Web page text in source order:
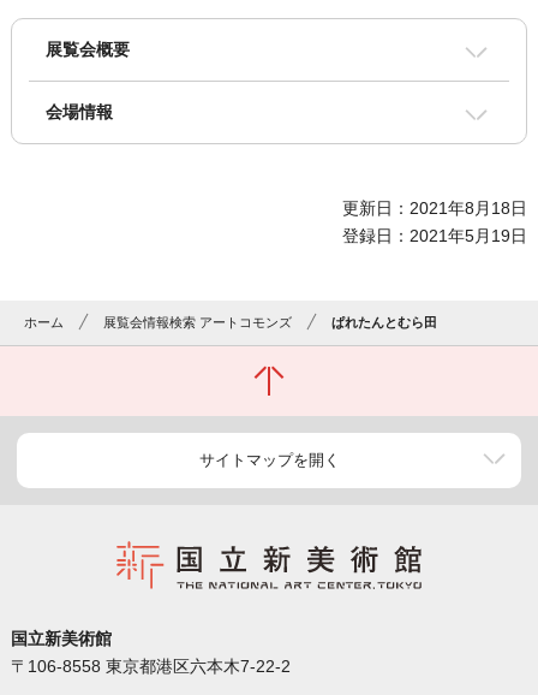
展覧会概要
会場情報
更新日：2021年8月18日
登録日：2021年5月19日
ホーム 展覧会情報検索 アートコモンズ ぱれたんとむら田
サイトマップを開く
国立新美術館
〒106-8558 東京都港区六本木7-22-2